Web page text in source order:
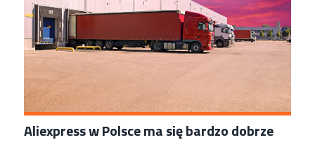
Chcesz być na bieżąco z najnowszymi ofertami w branży.
Załóż konto
Aliexpress w Polsce ma się bardzo dobrze